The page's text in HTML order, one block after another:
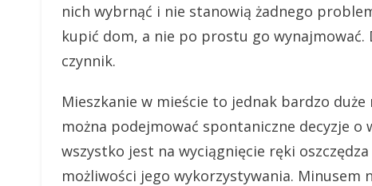
nich wybrnąć i nie stanowią żadnego
kupić dom, a nie po prostu go
czynnik.
Mieszkanie w mieście to jednak bardzo
można podejmować spontaniczne decyzje o
wszystko jest na wyciągnięcie ręki
możliwości jego wykorzystywania. Minusem